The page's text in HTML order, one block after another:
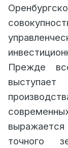
Прежде
точного